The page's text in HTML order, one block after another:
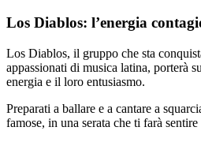
Los Diablos: l’energia
Los Diablos, il gruppo che sta
appassionati di musica latina, porterà
energia e il loro entusiasmo.
Preparati a ballare e a cantare a
famose, in una serata che ti farà